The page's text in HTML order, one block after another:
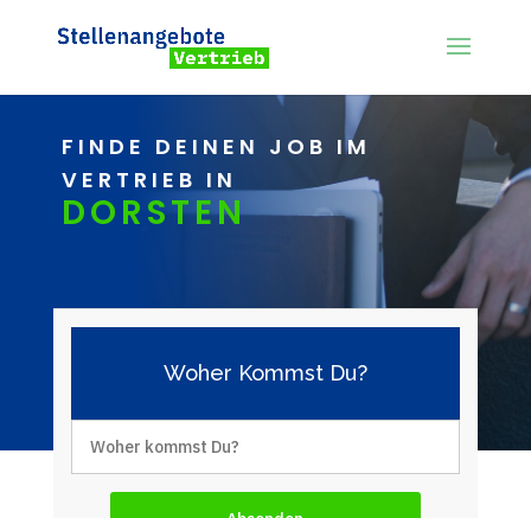
FINDE DEINEN JOB IM
VERTRIEB IN
DORSTEN
Woher Kommst Du?